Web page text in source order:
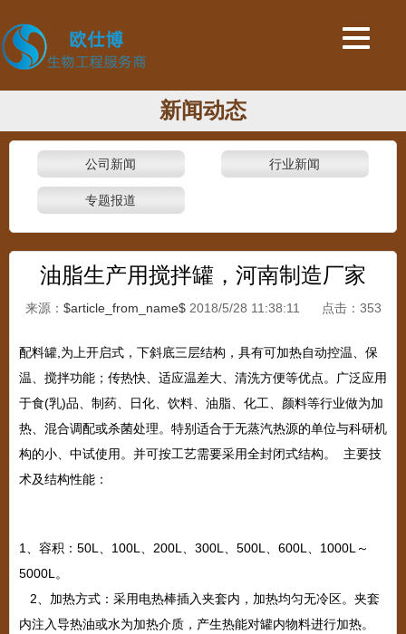
新闻动态
公司新闻 行业新闻
专题报道
油脂生产用搅拌罐，河南制造厂家
来源： $article_from_name$2018/5/28 11:38:11 点击： 353
配料罐 为上开启式，下斜底三层结构，具有可加热自动控温、保
温、搅拌功能；传热快、适应温差大、清洗方便等优点。广泛应用
于食(乳)品、制药、日化、饮料、油脂、化工、颜料等行业做为加
热、混合调配或杀菌处理。特别适合于无蒸汽热源的单位与科研机
构的小、中试使用。并可按工艺需要采用全封闭式结构。 主要技
术及结构性能：
1 、容积： 50L 100L 200L 300L 500L 600L 1000L ～
5000L 。
2 、加热方式：采用电热棒插入夹套内，加热均匀无冷区。夹套
内注入导热油或水为加热介质，产生热能对罐内物料进行加热。